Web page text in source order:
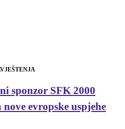
sponzor SFK 2000
evropske uspjehe